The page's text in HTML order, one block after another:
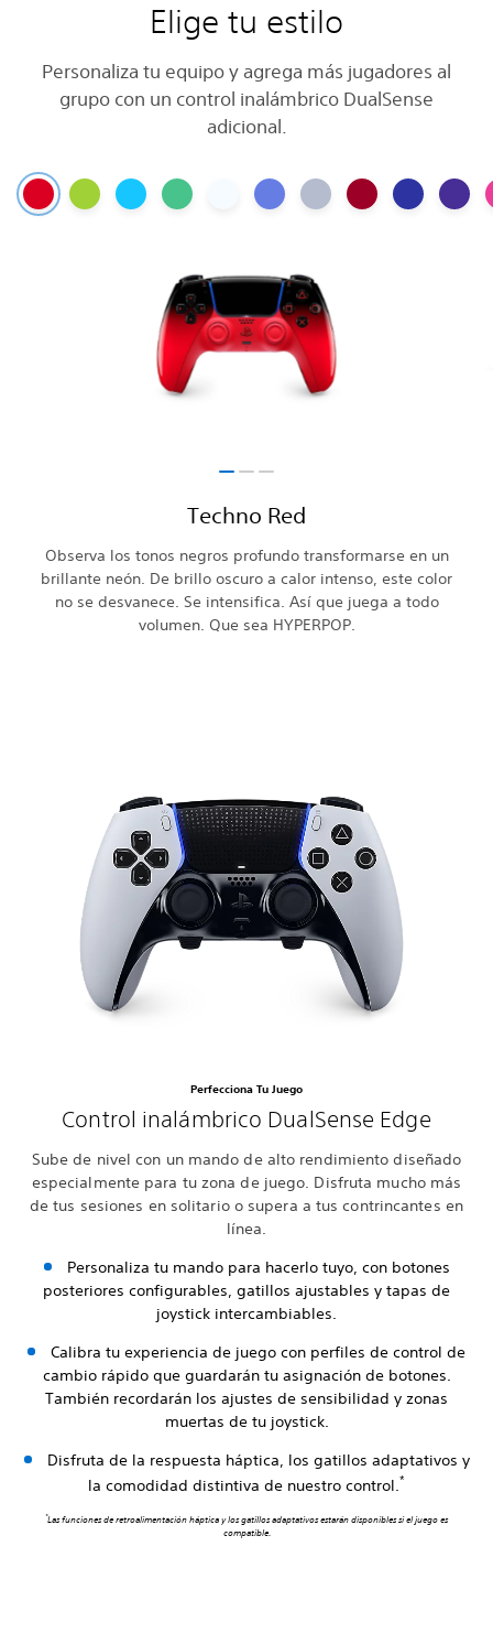
Elige tu estilo
Personaliza tu equipo y agrega más jugadores al
grupo con un control inalámbrico DualSense
adicional.
Techno Red
Observa los tonos negros profundo transformarse en un
brillante neón. De brillo oscuro a calor intenso, este color
no se desvanece. Se intensifica. Así que juega a todo
volumen. Que sea HYPERPOP.
Perfecciona Tu Juego
Control inalámbrico DualSense Edge
Sube de nivel con un mando de alto rendimiento diseñado
especialmente para tu zona de juego. Disfruta mucho más
de tus sesiones en solitario o supera a tus contrincantes en
línea.
Personaliza tu mando para hacerlo tuyo, con botones
posteriores configurables, gatillos ajustables y tapas de
joystick intercambiables.
Calibra tu experiencia de juego con perfiles de control de
cambio rápido que guardarán tu asignación de botones.
También recordarán los ajustes de sensibilidad y zonas
muertas de tu joystick.
Disfruta de la respuesta háptica, los gatillos adaptativos y
la comodidad distintiva de nuestro control.*
*Las funciones de retroalimentación háptica y los gatillos adaptativos estarán disponibles si el juego es
compatible.